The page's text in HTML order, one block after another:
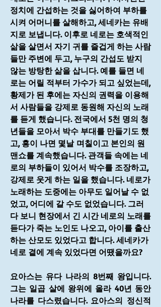
정치에 간섭하는 것을 싫어하여 부하를
시켜 어머니를 살해하고, 세네카는 유배
지로 보냅니다. 이후로 네로는 호색적인
삶을 살면서 자기 귀를 즐겁게 하는 사람
들만 주변에 두고, 누구의 간섭도 받지
않는 방탕한 삶을 삽니다. 예를 들면 네
로는 어릴 적부터 가수가 되고 싶었는데,
황제가 된 후에는 자신의 권력을 이용해
서 사람들을 강제로 동원해 자신의 노래
를 듣게 했습니다. 전국에서 5천 명의 청
년들을 모아서 박수 부대를 만들기도 했
고, 흥이 나면 몇날 며칠이고 본인의 원
맨쇼를 계속했습니다. 관객들 속에는 네
로의 부하들이 있어서 박수를 조장하고,
강제로 웃게 하는 일을 했습니다. 네로가
노래하는 도중에는 아무도 일어날 수 없
었고, 어디에 갈 수도 없었습니다. 그러
다 보니 현장에서 긴 시간 네로의 노래를
듣다가 죽는 노인도 나오고, 아이를 출산
하는 산모도 있었다고 합니다. 세네카가
네로 곁에 계속 있었다면 어땠을까요?
요아스는 유다 나라의 8번째 왕입니다.
그는 일곱 살에 왕위에 올라 40년 동안
나라를 다스렸습니다. 요아스의 정신적